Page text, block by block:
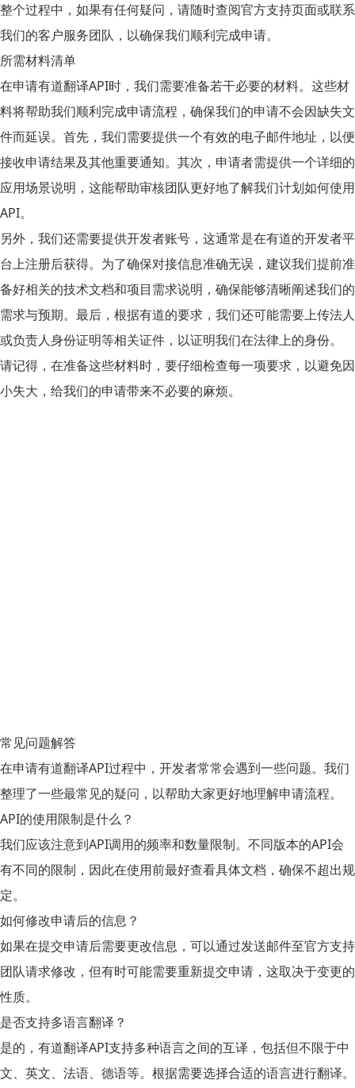
整个过程中，如果有任何疑问，请随时查阅官方支持页面或联系
我们的客户服务团队，以确保我们顺利完成申请。
所需材料清单
在申请有道翻译API时，我们需要准备若干必要的材料。这些材
料将帮助我们顺利完成申请流程，确保我们的申请不会因缺失文
件而延误。首先，我们需要提供一个有效的电子邮件地址，以便
接收申请结果及其他重要通知。其次，申请者需提供一个详细的
应用场景说明，这能帮助审核团队更好地了解我们计划如何使用
API。
另外，我们还需要提供开发者账号，这通常是在有道的开发者平
台上注册后获得。为了确保对接信息准确无误，建议我们提前准
备好相关的技术文档和项目需求说明，确保能够清晰阐述我们的
需求与预期。最后，根据有道的要求，我们还可能需要上传法人
或负责人身份证明等相关证件，以证明我们在法律上的身份。
请记得，在准备这些材料时，要仔细检查每一项要求，以避免因
小失大，给我们的申请带来不必要的麻烦。
常见问题解答
在申请有道翻译API过程中，开发者常常会遇到一些问题。我们
整理了一些最常见的疑问，以帮助大家更好地理解申请流程。
API的使用限制是什么？
我们应该注意到API调用的频率和数量限制。不同版本的API会
有不同的限制，因此在使用前最好查看具体文档，确保不超出规
定。
如何修改申请后的信息？
如果在提交申请后需要更改信息，可以通过发送邮件至官方支持
团队请求修改，但有时可能需要重新提交申请，这取决于变更的
性质。
是否支持多语言翻译？
是的，有道翻译API支持多种语言之间的互译，包括但不限于中
文、英文、法语、德语等。根据需要选择合适的语言进行翻译。